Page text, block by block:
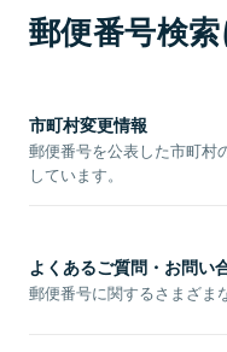
郵便番号検
市町村変更情報
郵便番号を公表した市町村
しています。
よくあるご質問・お問い
郵便番号に関するさまざま